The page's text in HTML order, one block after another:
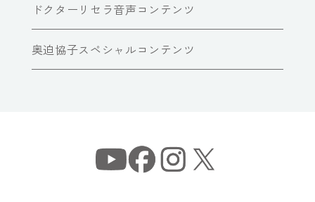
ドクターリセラ音声コンテンツ
奥迫協子スペシャルコンテンツ